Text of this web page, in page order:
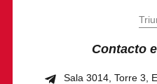
Contacto
Sala 3014, Torre 3,